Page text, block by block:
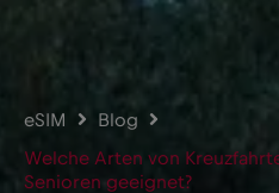
eSIM
Blog
Welche Arten von
Senioren geeignet?